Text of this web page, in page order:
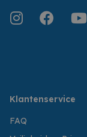
Klantenservice
FAQ